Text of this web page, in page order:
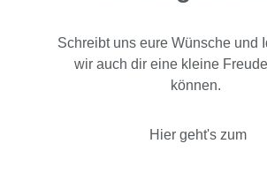
Schreibt uns eure Wünsche und
wir auch dir eine kleine
können.
Hier geht's zum